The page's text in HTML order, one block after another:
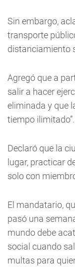
Sin embargo,
transporte
distanciamiento
Agregó que a
salir a hacer
eliminada y que
tiempo ilimitado”.
Declaró que la
lugar, practicar
solo con
El mandatario,
pasó una
mundo debe
social cuando
multas para